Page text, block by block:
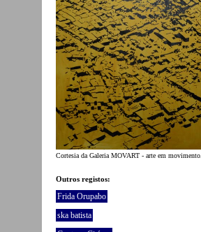
Cortesia da Galeria MOVART - arte em movimento.
Outros registos:
Frida Orupabo
ska batista